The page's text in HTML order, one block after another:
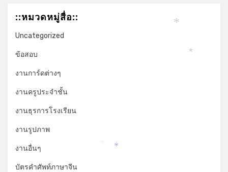
::หมวดหมู่สื่อ::
Uncategorized
ข้อสอบ
งานการ์ดต่างๆ
งานครูประจำชั้น
งานธุรการโรงเรียน
งานรูปภาพ
งานอื่นๆ
บัตรคำศัพท์ภาษาจีน